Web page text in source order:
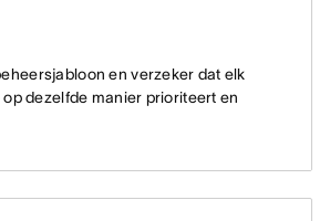
en verzeker dat elk
dezelfde manier prioriteert en